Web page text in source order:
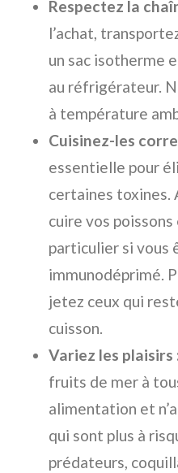
Respectez la
l’achat,
un sac isotherme
au réfrigérateur.
à température
Cuisinez-les
essentielle pour
certaines toxines.
cuire vos
particulier si vous
immunodéprimé.
jetez ceux qui
cuisson.
Variez les plaisirs
fruits de mer à
alimentation et
qui sont plus à
prédateurs,